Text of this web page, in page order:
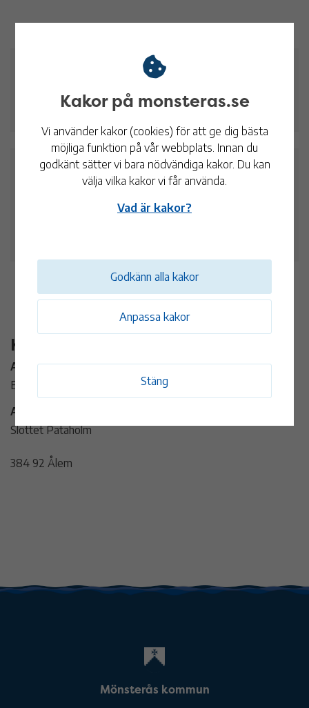
Praktisk information
Webbplats: Till arrangörens webbplats
Datum och tid
11:00 - 17:00
Kontaktinformation
Arrangör:
Erikas Galleri & Ateljé
Adress:
Slottet Pataholm
384 92 Ålem
Mönsterås kommun
Kakor på monsteras.se
Vi använder kakor (cookies) för att ge dig bästa
möjliga funktion på vår webbplats. Innan du
godkänt sätter vi bara nödvändiga kakor. Du kan
välja vilka kakor vi får använda.
Vad är kakor?
Anpassa kakor
Stäng
Godkänn alla kakor